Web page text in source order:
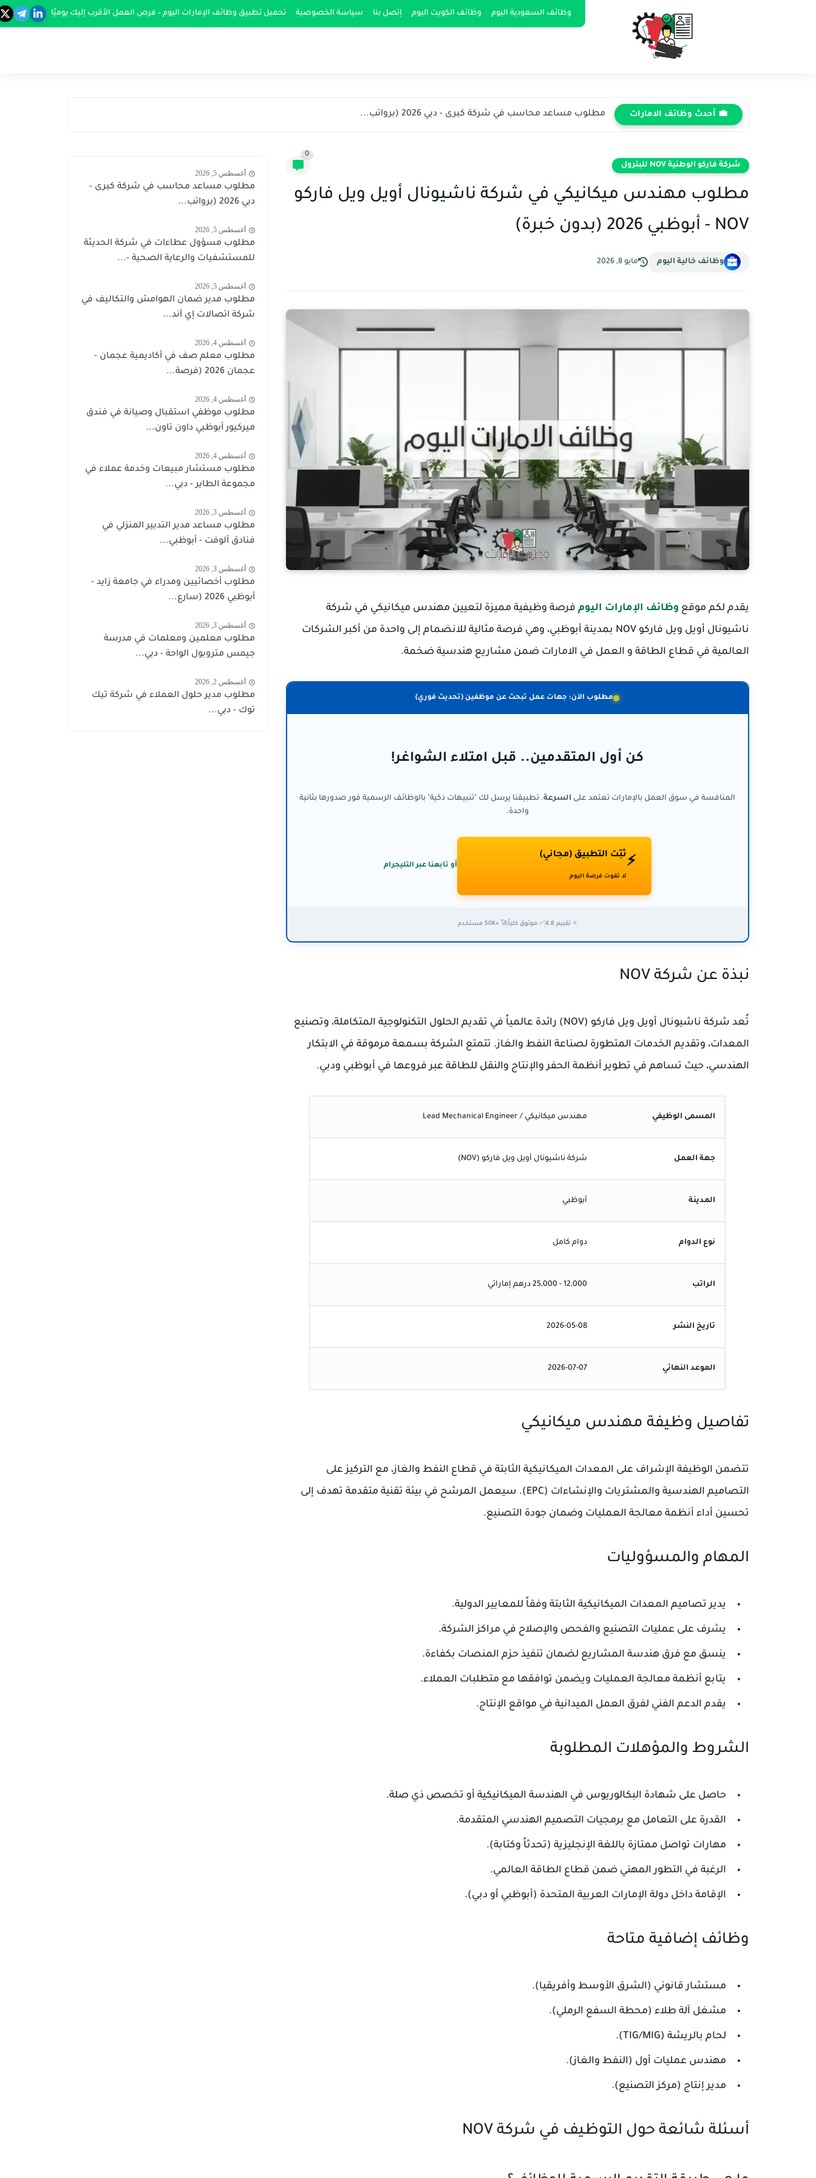
وظائف السعودية اليوم وظائف الكويت اليوم إتصل بنا سياسة الخصوصية تحميل تطبيق وظائف الإمارات اليوم – فرص العمل الأقرب إليك يوميًا
💼 أحدث وظائف الامارات مطلوب مساعد محاسب في شركة كبرى - دبي 2026 (برواتب...
شركة فاركو الوطنية NOV للبترول
0
مطلوب مهندس ميكانيكي في شركة ناشيونال أويل ويل فاركو
NOV - أبوظبي 2026 (بدون خبرة)
وظائف خالية اليوم مايو 8, 2026
يقدم لكم موقع وظائف الإمارات اليوم فرصة وظيفية مميزة لتعيين مهندس ميكانيكي في شركة
ناشيونال أويل ويل فاركو NOV بمدينة أبوظبي، وهي فرصة مثالية للانضمام إلى واحدة من أكبر الشركات
العالمية في قطاع الطاقة و العمل في الامارات ضمن مشاريع هندسية ضخمة.
مطلوب الآن: جهات عمل تبحث عن موظفين (تحديث فوري)
كن أول المتقدمين.. قبل امتلاء الشواغر!
المنافسة في سوق العمل بالإمارات تعتمد على السرعة. تطبيقنا يرسل لك "تنبيهات ذكية" بالوظائف الرسمية فور صدورها بثانية
واحدة.
⚡
ثبّت التطبيق (مجاني)
لا تفوت فرصة اليوم
أو تابعنا عبر التليجرام
⭐ تقييم 4.8 ✅ موثوق كلياً 🚀 +50K مستخدم
نبذة عن شركة NOV
تُعد شركة ناشيونال أويل ويل فاركو (NOV) رائدة عالمياً في تقديم الحلول التكنولوجية المتكاملة، وتصنيع
المعدات، وتقديم الخدمات المتطورة لصناعة النفط والغاز. تتمتع الشركة بسمعة مرموقة في الابتكار
الهندسي، حيث تساهم في تطوير أنظمة الحفر والإنتاج والنقل للطاقة عبر فروعها في أبوظبي ودبي.
المسمى الوظيفي مهندس ميكانيكي / Lead Mechanical Engineer
جهة العمل شركة ناشيونال أويل ويل فاركو (NOV)
المدينة أبوظبي
نوع الدوام دوام كامل
الراتب 12,000 - 25,000 درهم إماراتي
تاريخ النشر 2026-05-08
الموعد النهائي 2026-07-07
تفاصيل وظيفة مهندس ميكانيكي
تتضمن الوظيفة الإشراف على المعدات الميكانيكية الثابتة في قطاع النفط والغاز، مع التركيز على
التصاميم الهندسية والمشتريات والإنشاءات (EPC). سيعمل المرشح في بيئة تقنية متقدمة تهدف إلى
تحسين أداء أنظمة معالجة العمليات وضمان جودة التصنيع.
المهام والمسؤوليات
يدير تصاميم المعدات الميكانيكية الثابتة وفقاً للمعايير الدولية.
يشرف على عمليات التصنيع والفحص والإصلاح في مراكز الشركة.
ينسق مع فرق هندسة المشاريع لضمان تنفيذ حزم المنصات بكفاءة.
يتابع أنظمة معالجة العمليات ويضمن توافقها مع متطلبات العملاء.
يقدم الدعم الفني لفرق العمل الميدانية في مواقع الإنتاج.
الشروط والمؤهلات المطلوبة
حاصل على شهادة البكالوريوس في الهندسة الميكانيكية أو تخصص ذي صلة.
القدرة على التعامل مع برمجيات التصميم الهندسي المتقدمة.
مهارات تواصل ممتازة باللغة الإنجليزية (تحدثاً وكتابة).
الرغبة في التطور المهني ضمن قطاع الطاقة العالمي.
الإقامة داخل دولة الإمارات العربية المتحدة (أبوظبي أو دبي).
وظائف إضافية متاحة
مستشار قانوني (الشرق الأوسط وأفريقيا).
مشغل آلة طلاء (محطة السفع الرملي).
لحام بالريشة (TIG/MIG).
مهندس عمليات أول (النفط والغاز).
مدير إنتاج (مركز التصنيع).
أسئلة شائعة حول التوظيف في شركة NOV
أغسطس 5, 2026
مطلوب مساعد محاسب في شركة كبرى -
دبي 2026 (برواتب...
أغسطس 5, 2026
مطلوب مسؤول عطاءات في شركة الحديثة
للمستشفيات والرعاية الصحية -...
أغسطس 5, 2026
مطلوب مدير ضمان الهوامش والتكاليف في
شركة اتصالات إي آند...
أغسطس 4, 2026
مطلوب معلم صف في أكاديمية عجمان -
عجمان 2026 (فرصة...
أغسطس 4, 2026
مطلوب موظفي استقبال وصيانة في فندق
ميركيور أبوظبي داون تاون...
أغسطس 4, 2026
مطلوب مستشار مبيعات وخدمة عملاء في
مجموعة الطاير - دبي...
أغسطس 3, 2026
مطلوب مساعد مدير التدبير المنزلي في
فنادق ألوفت - أبوظبي...
أغسطس 3, 2026
مطلوب أخصائيين ومدراء في جامعة زايد -
أبوظبي 2026 (سارع...
أغسطس 3, 2026
مطلوب معلمين ومعلمات في مدرسة
جيمس متروبول الواحة - دبي...
أغسطس 2, 2026
مطلوب مدير حلول العملاء في شركة تيك
توك - دبي...